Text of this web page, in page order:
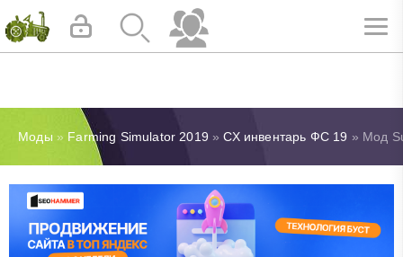
Моды » Farming Simulator 2019 »СХ инвентарь ФС 19 » Мод